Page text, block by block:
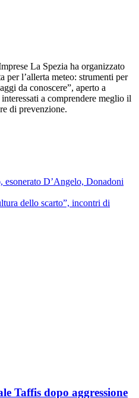
La Spezia ha organizzato
per l’allerta meteo: strumenti per
da conoscere”, aperto a
a comprendere meglio il
di prevenzione.
esonerato D’Angelo, Donadoni
dello scarto”, incontri di
Taffis dopo aggressione